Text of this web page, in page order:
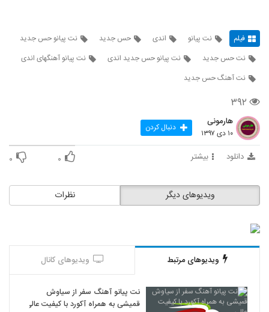
فیلم نت پیانو اندی حس جدید
نت پیانو حس جدید
نت حس جدید
نت پیانو حس جدید اندی
نت پیانو آهنگهای اندی
نت آهنگ حس جدید
۳۹۲
هارمونی
۱۰ دی ۱۳۹۷ دنبال کردن
دانلود بیشتر ۰ ۰
نظرات ویدیوهای دیگر
ویدیوهای مرتبط ویدیوهای کانال
نت پیانو آهنگ سفر از سیاوش
قمیشی به همراه آکورد با کیفیت عالی